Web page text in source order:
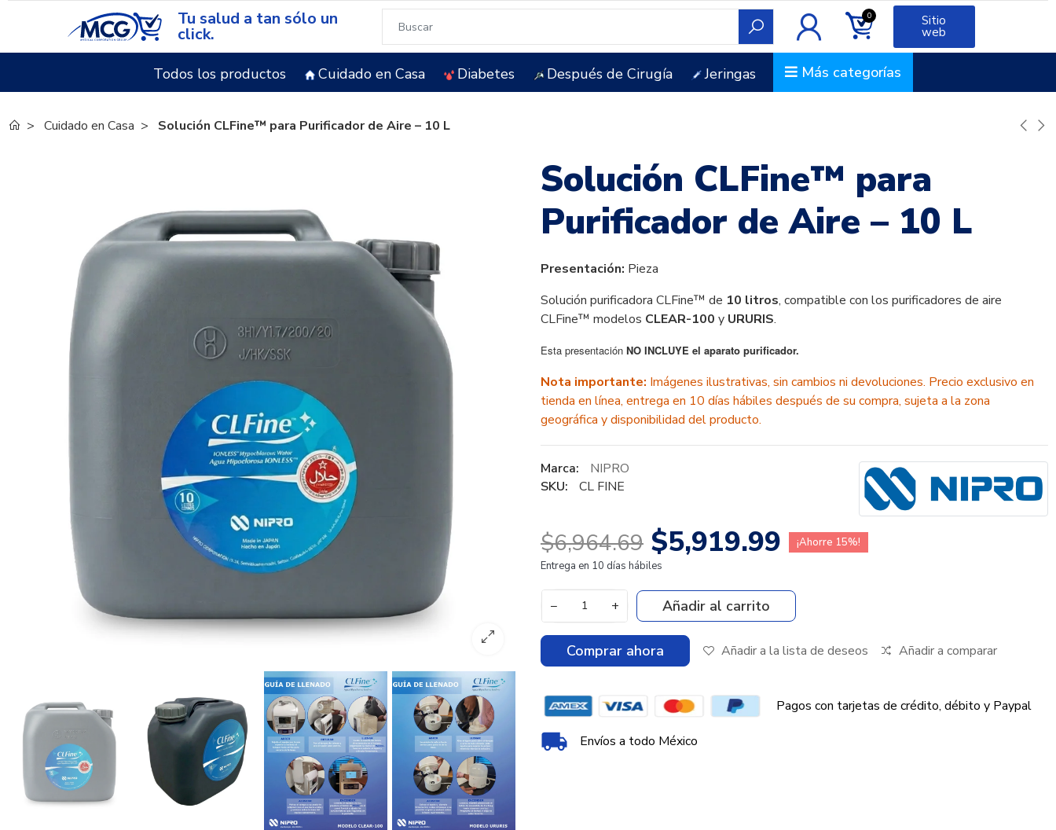
Tu salud a tan sólo un
click.
0 Sitio
web
Todos los productos Cuidado en Casa Diabetes Después de Cirugía Jeringas Más categorías
Cuidado en Casa Solución CLFine™ para Purificador de Aire – 10 L
Solución CLFine™ para
Purificador de Aire – 10 L
Presentación: Pieza
Solución purificadora CLFine™ de 10 litros, compatible con los purificadores de aire
CLFine™ modelos CLEAR-100 y URURIS.
Esta presentación NO INCLUYE el aparato purificador.
Nota importante: Imágenes ilustrativas, sin cambios ni devoluciones. Precio exclusivo en
tienda en línea, entrega en 10 días hábiles después de su compra, sujeta a la zona
geográfica y disponibilidad del producto.
Marca:
NIPRO
SKU:
CL FINE
$6,964.69 $5,919.99
¡Ahorre 15%!
Entrega en 10 días hábiles
− + Añadir al carrito
Comprar ahora Añadir a la lista de deseos Añadir a comparar
Pagos con tarjetas de crédito, débito y Paypal
Envíos a todo México